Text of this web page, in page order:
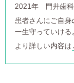
2021年 門井歯
患者さんにご自身
一生守っていける
より詳しい内容は